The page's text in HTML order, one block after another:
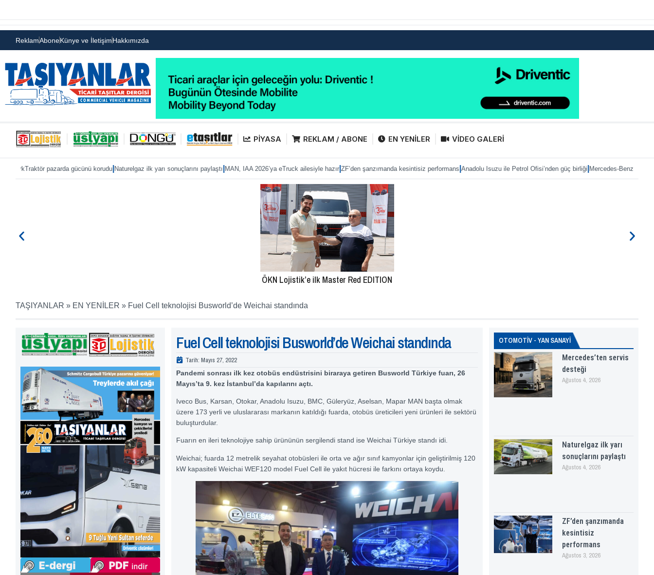
ReklamAboneKünye ve İletişimHakkımızda
PİYASA REKLAM / ABONE EN YENİLER VİDEO GALERİ
gücünü korudu|Naturelgaz ilk yarı sonuçlarını paylaştı|MAN, IAA 2026’ya eTruck ailesiyle hazır|ZF’den şanzımanda kesintisiz performans|Anadolu Isuzu ile Petrol Ofisi’nden güç birliği|Mercedes-Benz Türk’te Heiko Selzam
ÖKN Lojistik’e ilk Master Red EDITION
TAŞIYANLAR » EN YENİLER » Fuel Cell teknolojisi Busworld’de Weichai standında
Fuel Cell teknolojisi Busworld’de Weichai standında
Tarih: Mayıs 27, 2022
Pandemi sonrası ilk kez otobüs endüstrisini biraraya getiren Busworld Türkiye fuarı, 26
Mayıs’ta 9. kez İstanbul’da kapılarını açtı.
Iveco Bus, Karsan, Otokar, Anadolu Isuzu, BMC, Güleryüz, Aselsan, Mapar MAN başta olmak
üzere 173 yerli ve uluslararası markanın katıldığı fuarda, otobüs üreticileri yeni ürünleri ile sektörü
buluşturdular.
Fuarın en ileri teknolojiye sahip ürününün sergilendi stand ise Weichai Türkiye standı idi.
Weichai; fuarda 12 metrelik seyahat otobüsleri ile orta ve ağır sınıf kamyonlar için geliştirilmiş 120
kW kapasiteli Weichai WEF120 model Fuel Cell ile yakıt hücresi ile farkını ortaya koydu.
OTOMOTİV - YAN SANAYİ
Mercedes’ten servis
desteği
Ağustos 4, 2026
Naturelgaz ilk yarı
sonuçlarını paylaştı
Ağustos 4, 2026
ZF’den şanzımanda
kesintisiz
performans
Ağustos 3, 2026